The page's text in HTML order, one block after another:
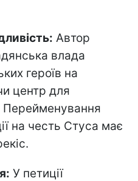
Автор
влада
героїв на
центр для
Перейменування
на честь Стуса має
У петиції